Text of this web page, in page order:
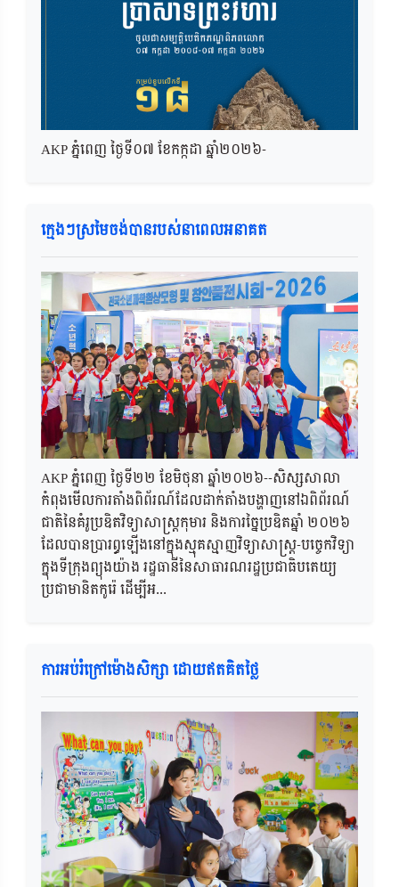
AKP ភ្នំពេញ ថ្ងៃទី០៧ ខែកក្កដា ឆ្នាំ២០២៦-
ក្មេងៗស្រមៃចង់បានរបស់នាពេលអនាគត
AKP ភ្នំពេញ ថ្ងៃទី២២​ ខែមិថុនា ឆ្នាំ២០២៦--សិស្សសាលា
កំពុងមើលការតាំងពិព័រណ៍ដែលដាក់តាំងបង្ហាញនៅឯពិព័រណ៍
ជាតិនៃគំរូប្រឌិតវិទ្យាសាស្ត្រកុមារ និងការច្នៃប្រឌិតឆ្នាំ ២០២៦
ដែលបានប្រារព្ធឡើងនៅក្នុងស្មុគស្មាញវិទ្យាសាស្ត្រ-បច្ចេកវិទ្យា
ក្នុងទីក្រុងព្យុងយ៉ាង រដ្ឋធានីនៃសាធារណរដ្ឋប្រជាធិបតេយ្យ
ប្រជាមានិតកូរ៉េ ដើម្បីអ...
ការអប់រំក្រៅម៉ោងសិក្សា ដោយឥតគិតថ្លៃ